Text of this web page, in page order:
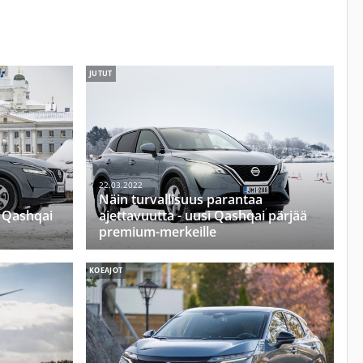
JUTUT
22.03.2022
Näin turvallisuus parantaa
ajettavuutta - uusi Qashqai pärjää
premium-merkeille
KOEAJOT